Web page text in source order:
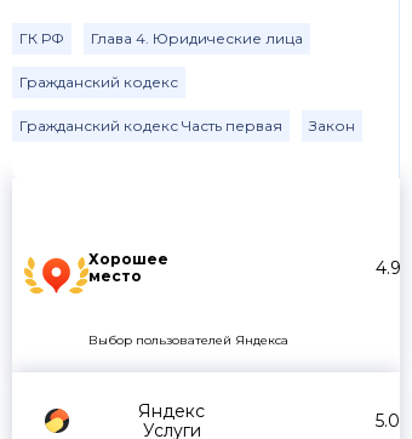
Хорошее
место
4.9
Выбор пользователей Яндекса
Яндекс
Услуги
5.0
ГК РФ Глава 4. Юридические лица
Гражданский кодекс
Гражданский кодекс Часть первая Закон